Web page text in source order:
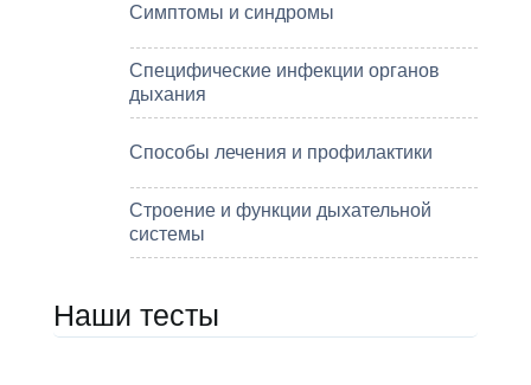
Симптомы и синдромы
Специфические инфекции органов
дыхания
Способы лечения и профилактики
Строение и функции дыхательной
системы
Наши тесты